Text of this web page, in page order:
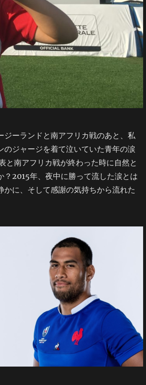
ーランドと南アフリカ戦のあと、私
ジャージを着て泣いていた青年の涙
と南アフリカ戦が終わった時に自然と
2015年、夜中に勝って流した涙とは
に、そして感謝の気持ちから流れた